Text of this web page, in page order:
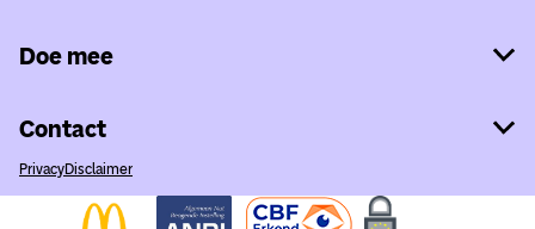
Contact
PrivacyDisclaimer
Doe mee